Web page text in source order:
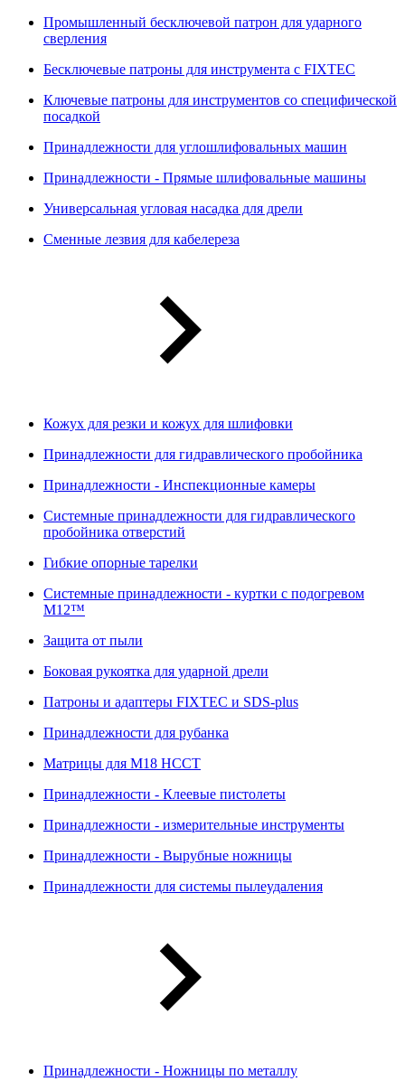
Промышленный бесключевой патрон для ударного
сверления
Бесключевые патроны для инструмента с FIXTEC
Ключевые патроны для инструментов со специфической
посадкой
Принадлежности для углошлифовальных машин
Принадлежности - Прямые шлифовальные машины
Универсальная угловая насадка для дрели
Сменные лезвия для кабелереза
Кожух для резки и кожух для шлифовки
Принадлежности для гидравлического пробойника
Принадлежности - Инспекционные камеры
Системные принадлежности для гидравлического
пробойника отверстий
Гибкие опорные тарелки
Системные принадлежности - куртки с подогревом
M12™
Защита от пыли
Боковая рукоятка для ударной дрели
Патроны и адаптеры FIXTEC и SDS-plus
Принадлежности для рубанка
Матрицы для M18 HCCT
Принадлежности - Клеевые пистолеты
Принадлежности - измерительные инструменты
Принадлежности - Вырубные ножницы
Принадлежности для системы пылеудаления
Принадлежности - Ножницы по металлу